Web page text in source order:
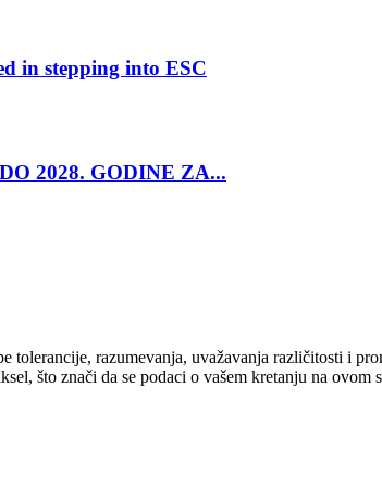
in stepping into ESC
2028. GODINE ZA...
tolerancije, razumevanja, uvažavanja različitosti i
što znači da se podaci o vašem kretanju na ovom